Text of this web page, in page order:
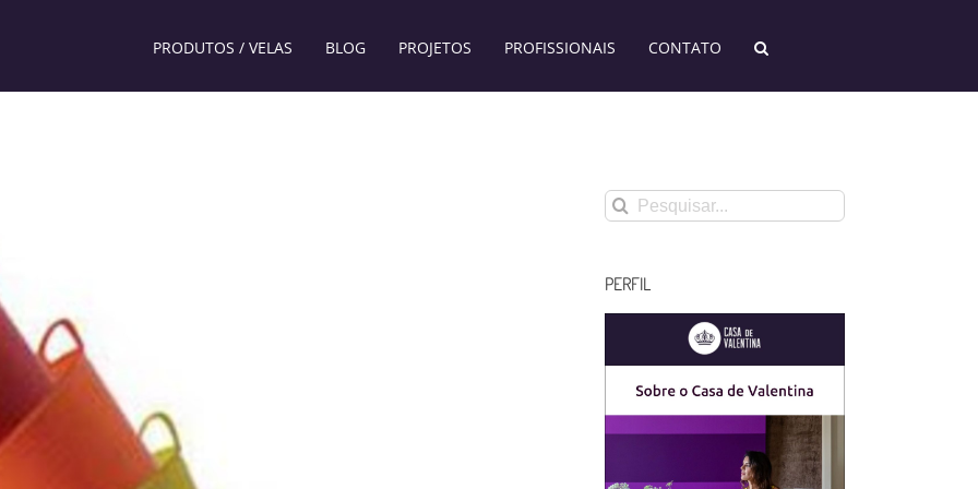
PRODUTOS / VELAS BLOG PROJETOS PROFISSIONAIS CONTATO
Buscar
resultados
PERFIL